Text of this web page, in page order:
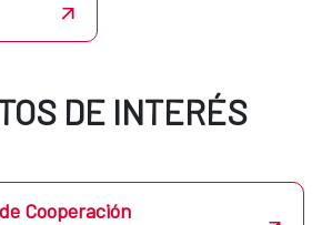
DE INTERÉS
Cooperación